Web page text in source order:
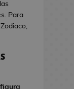
Para